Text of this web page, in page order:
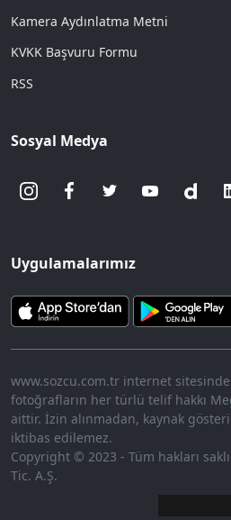
Aç
Kamera Aydınlatma Metni
KVKK Başvuru Formu
RSS
Sosyal Medya
Uygulamalarımız
www.sozcu.com.tr internet sitesinde
fotoğrafların her türlü telif hakkı
aittir. İzin alınmadan, kaynak
iktibas edilemez.
Copyright © 2023 - Tüm hakları
Tic. A.Ş.